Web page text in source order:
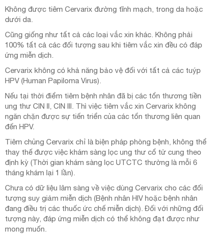
Không được tiêm Cervarix đường tĩnh mạch, trong da hoặc
dưới da.
Cũng giống như tất cả các loại vắc xin khác. Không phải
100% tất cả các đối tượng sau khi tiêm vắc xin đều có đáp
ứng miễn dịch.
Cervarix không có khả năng bảo vệ đối với tất cả các tuýp
HPV (Human Papiloma Virus).
Nếu tại thời điểm tiêm bệnh nhân đã bị các tổn thương tiền
ung thư CIN II, CIN III. Thì việc tiêm vắc xin Cervarix không
ngăn chặn được sự tiến triển của các tổn thương liên quan
đến HPV.
Tiêm chủng Cervarix chỉ là biện pháp phòng bệnh, không thể
thay thế được việc khám sàng lọc ung thư cổ tử cung theo
định kỳ (Thời gian khám sàng lọc UTCTC thường là mỗi 6
tháng khám lại 1 lần).
Chưa có dữ liệu lâm sàng về việc dùng Cervarix cho các đối
tượng suy giảm miễn dịch (Bệnh nhân HIV hoặc bệnh nhân
đang điều trị các thuốc ức chế miễn dịch). Đối với những đối
tượng này, đáp ứng miễn dịch có thể không đạt được như
mong muốn.